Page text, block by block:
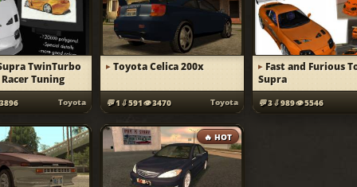
TwinTurbo
Tuning
3896 Toyota
Toyota Celica 200x
1 591 3470 Toyota
Fast and Furious
Supra
3 989 5546
🔥 HOT